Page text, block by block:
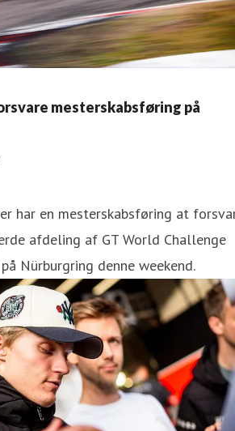
mesterskabsføring på
har en mesterskabsføring at
afdeling af GT World Challenge
Nürburgring denne weekend.